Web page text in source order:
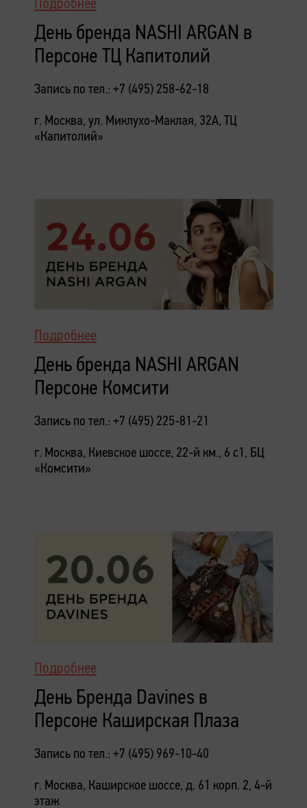
День бренда NASHI ARGAN в
Персоне ТЦ Капитолий
Запись по тел.: +7 (495) 258-62-18
г. Москва, ул. Миклухо-Маклая, 32А, ТЦ
«Капитолий»
Подробнее
День бренда NASHI ARGAN
Персоне Комсити
Запись по тел.: +7 (495) 225-81-21
г. Москва, Киевское шоссе, 22-й км., 6 с1, БЦ
«Комсити»
Подробнее
День Бренда Davines в
Персоне Каширская Плаза
Запись по тел.: +7 (495) 969-10-40
г. Москва, Каширское шоссе, д. 61 корп. 2, 4-й
этаж